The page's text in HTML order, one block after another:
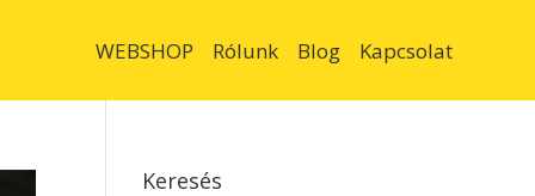
WEBSHOP Rólunk Blog Kapcsolat
Keresés